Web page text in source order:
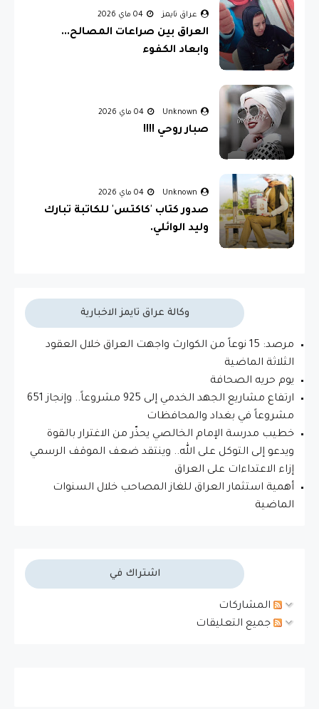
عراق تايمز 04 ماي 2026
العراق بين صراعات المصالح...
وابعاد الكفوء
Unknown 04 ماي 2026
صبار روحي !!!!
Unknown 04 ماي 2026
صدور كتاب 'كاكتس' للكاتبة تبارك
وليد الوائلي.
وكالة عراق تايمز الاخبارية
مرصد: 15 نوعاً من الكوارث واجهت العراق خلال العقود
الثلاثة الماضية
يوم حريه الصحافة
ارتفاع مشاريع الجهد الخدمي إلى 925 مشروعاً.. وإنجاز 651
مشروعاً في بغداد والمحافظات
خطيب مدرسة الإمام الخالصي يحذّر من الاغترار بالقوة
ويدعو إلى التوكل على الله.. وينتقد ضعف الموقف الرسمي
إزاء الاعتداءات على العراق
أهمية استثمار العراق للغاز المصاحب خلال السنوات
الماضية
اشتراك في
المشاركات
جميع التعليقات